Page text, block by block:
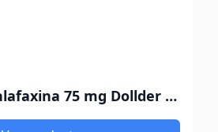
Idoxen LP Venlafaxina 75 mg Dollder x 30 Cápsulas